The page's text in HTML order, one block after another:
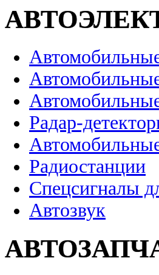
Радар-
Радиостанции
Спецсигналы
Автозвук